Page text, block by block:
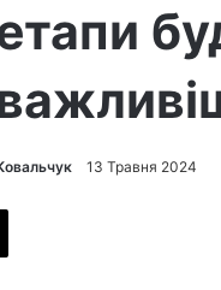
13 Травня 2024